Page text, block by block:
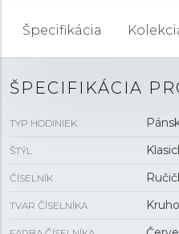
Špecifikácia
ŠPECIFIKÁCIA
TYP HODINIEK
ŠTÝL
ČÍSELNÍK
TVAR ČÍSELNÍKA